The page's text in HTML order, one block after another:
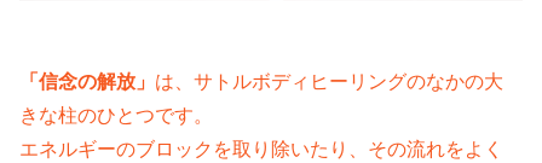
「信念の解放」 は、サトルボディヒーリングのなかの大
きな柱のひとつです。
エネルギーのブロックを取り除いたり、その流れをよく